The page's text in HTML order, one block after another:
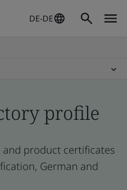
DE-DE
profile
and product certificates
German and